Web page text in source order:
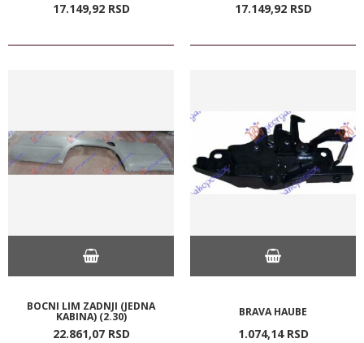
17.149,92 RSD 17.149,92 RSD
BOCNI LIM ZADNJI (JEDNA
KABINA) (2.30)
22.861,07 RSD
BRAVA HAUBE
1.074,14 RSD